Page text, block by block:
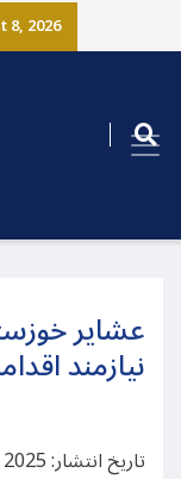
2026
عشایر
نیازمند
تاریخ انتشار: May 28, 2025